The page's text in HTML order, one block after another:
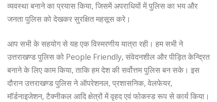
व्यवस्था बनाने का प्रयास किया, जिसमें अपराधियों में पुलिस का भय और
जनता पुलिस को देखकर सुरक्षित महसूस करे।
आप सभी के सहयोग से यह एक विस्मरणीय यात्रा रही। हम सभी ने
उत्तराखण्ड पुलिस को People Friendly, संवेदनशील और पीड़ित केन्द्रित
बनाने के लिए काम किया, ताकि हम देश की सर्वोत्तम पुलिस बन सके। इस
दौरान उत्तराखण्ड पुलिस ने ऑपरेशनल, प्रशासनिक, वेलफेयर,
मॉर्डनाइजेशन, टैक्नीकल आदि क्षेत्रों में वृहद एवं फोकस्ड रूप से कार्य किया।